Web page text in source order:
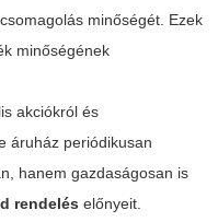
minőségét. Ezek
minőségének
akciókról és
áruház periódikusan
hanem gazdaságosan is
rendelés előnyeit.